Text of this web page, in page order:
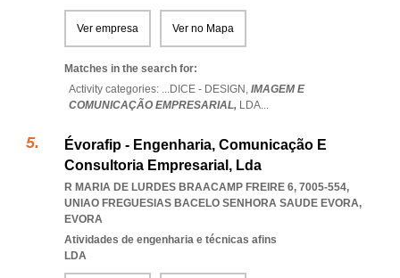
Ver empresa Ver no Mapa
Matches in the search for:
Activity categories: ...DICE - DESIGN, IMAGEM E
COMUNICAÇÃO EMPRESARIAL, LDA...
Évorafip - Engenharia, Comunicação E
Consultoria Empresarial, Lda
R MARIA DE LURDES BRAACAMP FREIRE 6, 7005-554,
UNIAO FREGUESIAS BACELO SENHORA SAUDE EVORA,
EVORA
Atividades de engenharia e técnicas afins
LDA